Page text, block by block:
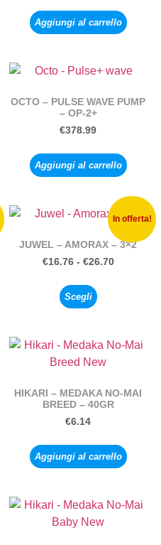
Aggiungi al carrello
OCTO – PULSE WAVE PUMP
– OP-2+
€378.99
Aggiungi al carrello
In offerta!
JUWEL – AMORAX – 3×2
€16.76 - €26.70
Scegli
HIKARI – MEDAKA NO-MAI
BREED – 40GR
€6.14
Aggiungi al carrello